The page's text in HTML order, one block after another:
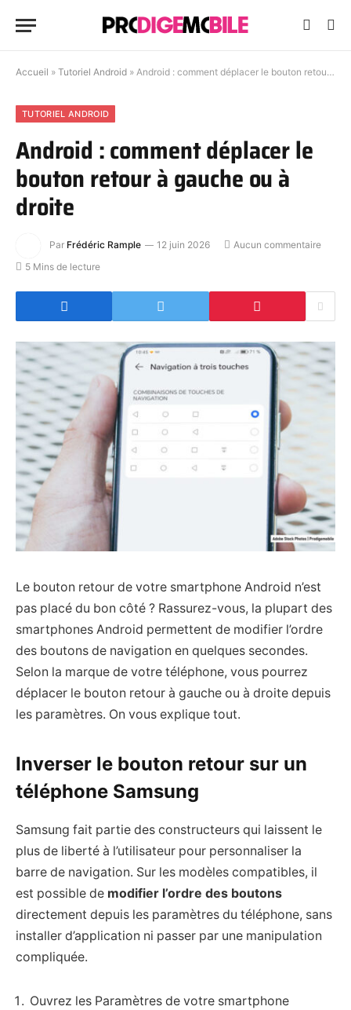
Accueil » Tutoriel Android » Android : comment déplacer le bouton retour à gauche ou à droite
TUTORIEL ANDROID
Android : comment déplacer le
bouton retour à gauche ou à
droite
Par Frédéric Rample 12 juin 2026
Aucun commentaire
5 Mins de lecture
Le bouton retour de votre smartphone Android n’est
pas placé du bon côté ? Rassurez-vous, la plupart des
smartphones Android permettent de modifier l’ordre
des boutons de navigation en quelques secondes.
Selon la marque de votre téléphone, vous pourrez
déplacer le bouton retour à gauche ou à droite depuis
les paramètres. On vous explique tout.
Inverser le bouton retour sur un
téléphone Samsung
Samsung fait partie des constructeurs qui laissent le
plus de liberté à l’utilisateur pour personnaliser la
barre de navigation. Sur les modèles compatibles, il
est possible de modifier l’ordre des boutons
directement depuis les paramètres du téléphone, sans
installer d’application ni passer par une manipulation
compliquée.
Ouvrez les Paramètres de votre smartphone